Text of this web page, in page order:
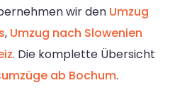
wir den Umzug
, Umzug nach Slowenien
. Die komplette Übersicht
ab Bochum.